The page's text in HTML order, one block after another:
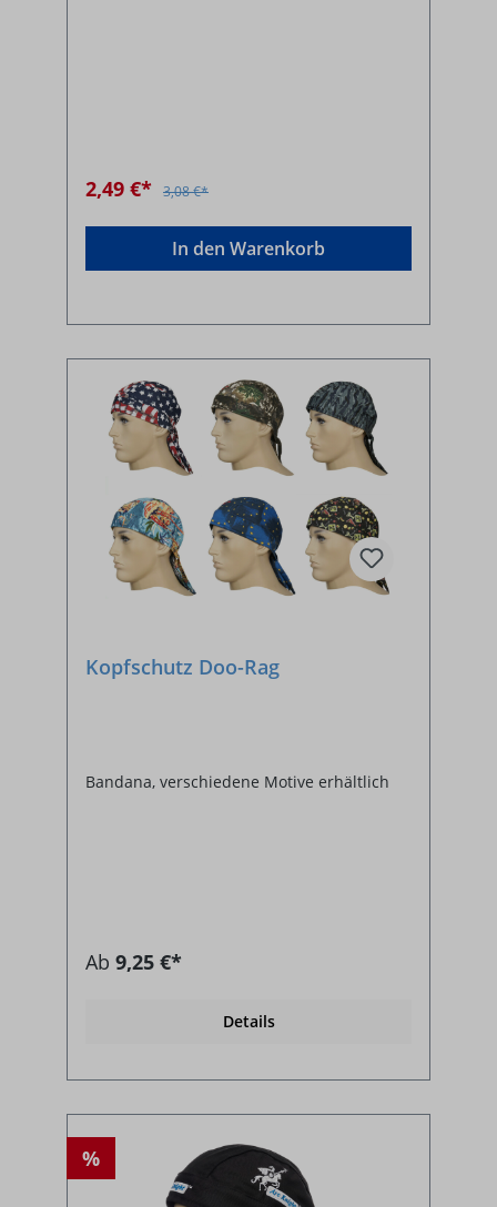
2,49 €* 3,08 €*
In den Warenkorb
Kopfschutz Doo-Rag
Bandana, verschiedene Motive erhältlich
Ab 9,25 €*
Details
%